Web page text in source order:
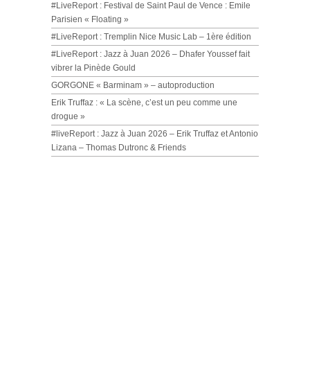
#LiveReport : Festival de Saint Paul de Vence : Emile
Parisien « Floating »
#LiveReport : Tremplin Nice Music Lab – 1ère édition
#LiveReport : Jazz à Juan 2026 – Dhafer Youssef fait
vibrer la Pinède Gould
GORGONE « Barminam » – autoproduction
Erik Truffaz : « La scène, c’est un peu comme une
drogue »
#liveReport : Jazz à Juan 2026 – Erik Truffaz et Antonio
Lizana – Thomas Dutronc & Friends